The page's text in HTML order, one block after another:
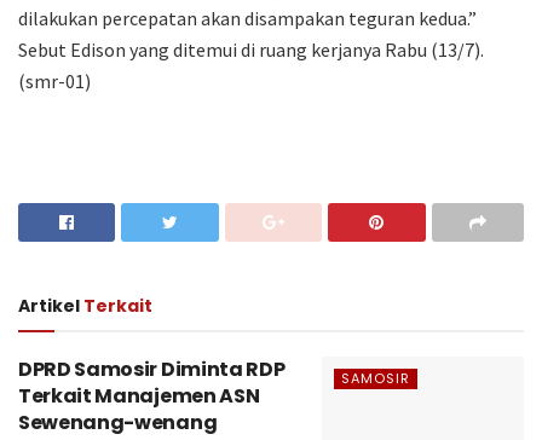
dilakukan percepatan akan disampakan teguran kedua.”
Sebut Edison yang ditemui di ruang kerjanya Rabu (13/7).
(smr-01)
Artikel Terkait
SAMOSIR
DPRD Samosir Diminta RDP
Terkait Manajemen ASN
Sewenang-wenang